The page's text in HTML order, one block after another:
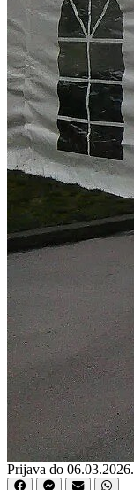
Prijava do 06.03.2026.